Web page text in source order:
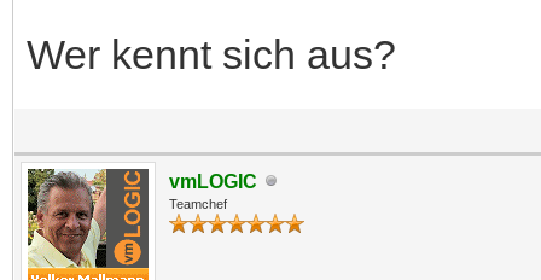
Wer kennt sich aus?
vmLOGIC
Teamchef